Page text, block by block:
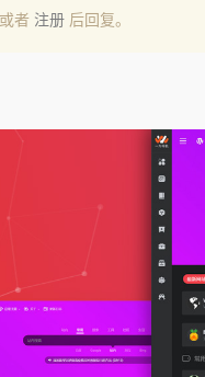
者 注册 后回复。